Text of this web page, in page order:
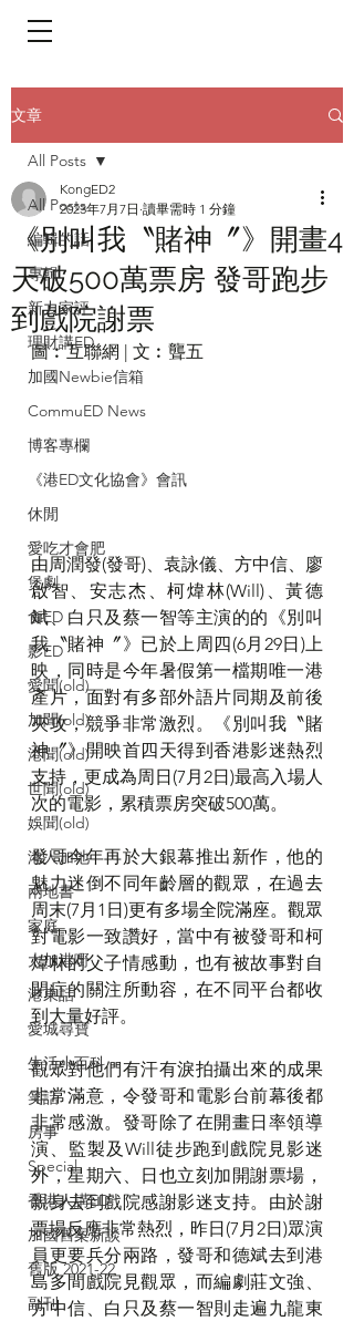
文章
All Posts
編輯的話
專輯
新力家評
理財講ED
加國Newbie信箱
CommuED News
博客專欄
《港ED文化協會》會訊
休閒
愛吃才會肥
煲劇
食ED
影ED
愛聞(old)
加聞(old)
港聞(old)
世聞(old)
娛聞(old)
港人加地
兩地書
家庭
大加港嘢
港東話
愛城尋寶
生活小百科
笑話
房事
Special
香港人講ED
加國舊案新談
舊版 2021-22
副刊
All Posts
《別叫我〝賭神〞》開畫4
天破500萬票房 發哥跑步
到戲院謝票
KongED2
2023年7月7日 讀畢需時 1 分鐘
圖︰互聯網 | 文︰聾五
由周潤發(發哥)、袁詠儀、方中信、廖
啟智、安志杰、柯煒林(Will)、黃德
斌、白只及蔡一智等主演的的《別叫
我〝賭神〞》已於上周四(6月29日)上
映，同時是今年暑假第一檔期唯一港
產片，面對有多部外語片同期及前後
夾攻，競爭非常激烈。《別叫我〝賭
神〞》開映首四天得到香港影迷熱烈
支持，更成為周日(7月2日)最高入場人
次的電影，累積票房突破500萬。
發哥今年再於大銀幕推出新作，他的
魅力迷倒不同年齡層的觀眾，在過去
周末(7月1日)更有多場全院滿座。觀眾
對電影一致讚好，當中有被發哥和柯
煒林的父子情感動，也有被故事對自
閉症的關注所動容，在不同平台都收
到大量好評。
觀眾對他們有汗有淚拍攝出來的成果
非常滿意，令發哥和電影台前幕後都
非常感激。發哥除了在開畫日率領導
演、監製及Will徒步跑到戲院見影迷
外，星期六、日也立刻加開謝票場，
親身去到戲院感謝影迷支持。由於謝
票場反應非常熱烈，昨日(7月2日)眾演
員更要兵分兩路，發哥和德斌去到港
島多間戲院見觀眾，而編劇莊文強、
方中信、白只及蔡一智則走遍九龍東